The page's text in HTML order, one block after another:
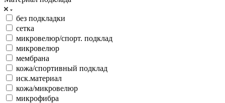
без подкладки
сетка
микровелюр/спорт. подклад
микровелюр
мембрана
кожа/спортивный подклад
иск.материал
кожа/микровелюр
микрофибра